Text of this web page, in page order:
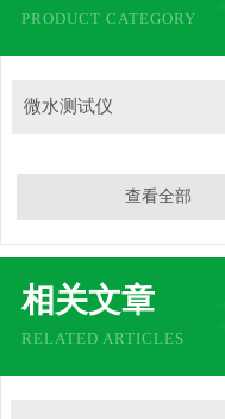
PRODUCT CATEGORY
微水测试仪
查看全部
相关文章
RELATED ARTICLES